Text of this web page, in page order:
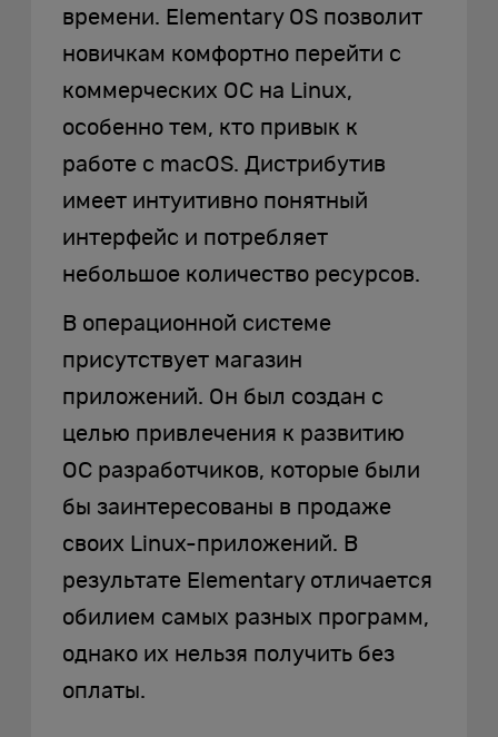
времени. Elementary OS позволит
новичкам комфортно перейти с
коммерческих ОС на Linux,
особенно тем, кто привык к
работе с macOS. Дистрибутив
имеет интуитивно понятный
интерфейс и потребляет
небольшое количество ресурсов.
В операционной системе
присутствует магазин
приложений. Он был создан с
целью привлечения к развитию
ОС разработчиков, которые были
бы заинтересованы в продаже
своих Linux-приложений. В
результате Elementary отличается
обилием самых разных программ,
однако их нельзя получить без
оплаты.